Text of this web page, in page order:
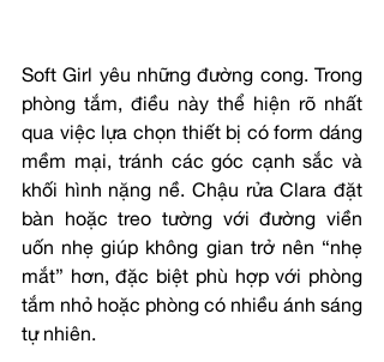
Soft Girl yêu những đường cong. Trong
phòng tắm, điều này thể hiện rõ nhất
qua việc lựa chọn thiết bị có form dáng
mềm mại, tránh các góc cạnh sắc và
khối hình nặng nề. Chậu rửa Clara đặt
bàn hoặc treo tường với đường viền
uốn nhẹ giúp không gian trở nên “nhẹ
mắt” hơn, đặc biệt phù hợp với phòng
tắm nhỏ hoặc phòng có nhiều ánh sáng
tự nhiên.